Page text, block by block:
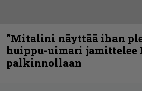
”Mitalini näyttää ihan
huippu-uimari jamittelee
palkinnollaan